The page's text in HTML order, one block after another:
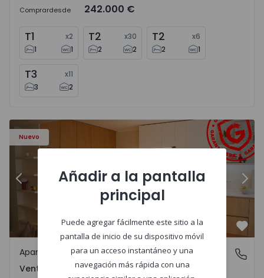
Comprardesde 242.000 €
T1 x2
1
1
T2 x30
2
2
T2 x6
2
1
T3 x11
3
2
Nuevo
Apartamento T2 Amadora, Venteira - 1575182 - 15
Anterior
Venteira, Lisboa
Apartamento
Venteira, Lisboa
Añadir a la pantalla
principal
Puede agregar fácilmente este sitio a la
pantalla de inicio de su dispositivo móvil
para un acceso instantáneo y una
navegación más rápida con una